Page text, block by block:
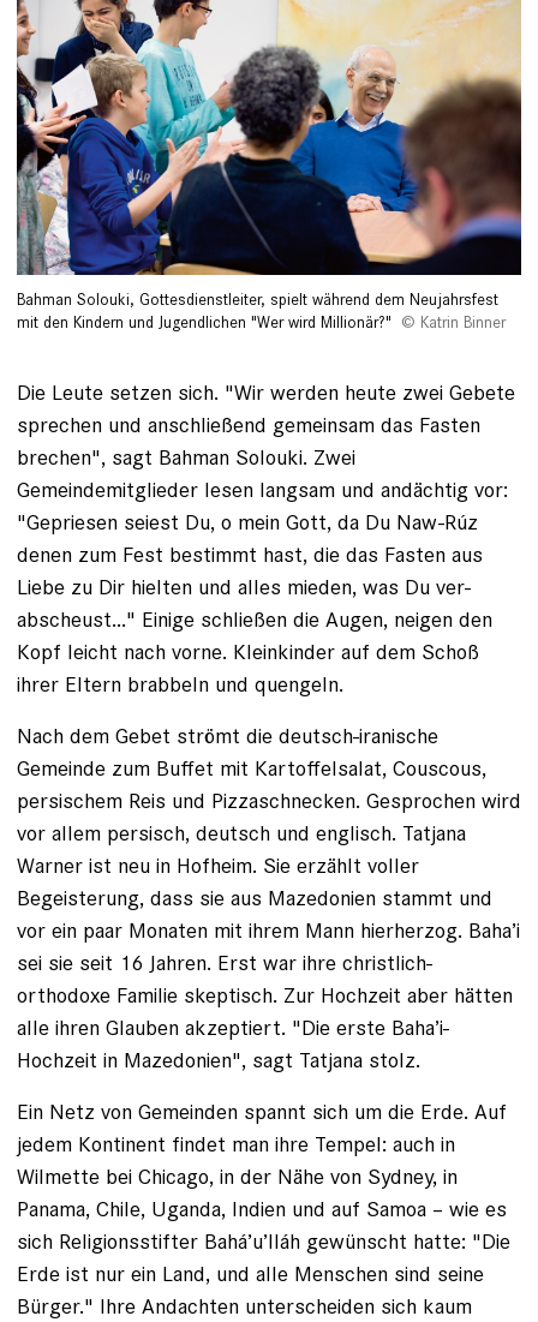
Bahman Solouki, Gottesdienstleiter, spielt während dem Neujahrsfest
mit den Kindern und Jugendlichen "Wer wird Millionär?"
Katrin Binner
Die Leute setzen sich. "Wir werden heute zwei Gebete
sprechen und anschließend gemeinsam das Fasten
brechen", sagt Bahman Solouki. Zwei
Gemeindemitglieder lesen langsam und andächtig vor:
"Gepriesen seiest Du, o mein Gott, da Du Naw-Rúz
denen zum Fest bestimmt hast, die das Fasten aus
Liebe zu Dir hielten und alles mieden, was Du ­ver­
abscheust..." Einige schließen die Augen, neigen den
Kopf leicht nach vorne. Kleinkinder auf dem Schoß
ihrer Eltern brabbeln und quengeln.
Nach dem Gebet strömt die deutsch-­iranische
Gemeinde zum Buffet mit Kartoffelsalat, Couscous,
persischem Reis und ­Pizzaschnecken. Gesprochen wird
vor allem persisch, deutsch und englisch. Tatjana
Warner ist neu in Hofheim. Sie erzählt voller
Begeisterung, dass sie aus Mazedonien stammt und
vor ein paar Monaten mit ihrem Mann hierherzog. Baha’i
sei sie seit 16 Jahren. Erst war ihre christlich-
orthodoxe Familie skeptisch. Zur Hochzeit aber hätten
alle ihren Glauben akzeptiert. "Die erste Baha’i-
Hochzeit in Mazedonien", sagt Tatjana stolz.
Ein Netz von Gemeinden spannt sich um die Erde. Auf
jedem Kontinent findet man ihre Tempel: auch in
Wilmette bei Chicago, in der Nähe von Sydney, in
Panama, Chile, ­Uganda, Indien und auf Samoa – wie es
sich Reli­gionsstifter Bahá’u’lláh gewünscht hatte: "Die
Erde ist nur ein Land, und alle Menschen sind seine
Bürger." Ihre Andachten unterscheiden sich kaum